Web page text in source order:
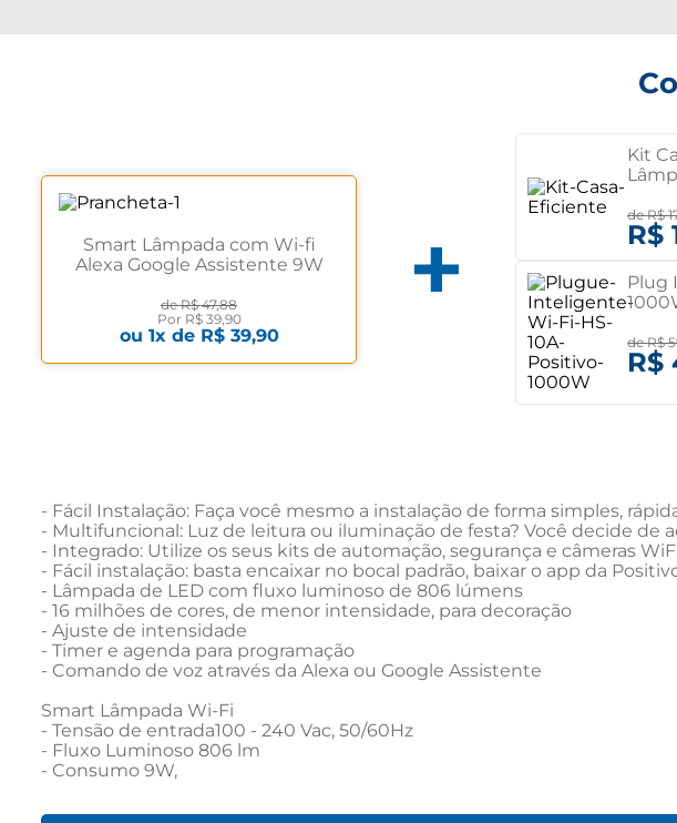
Smart Lâmpada com Wi-fi
Alexa Google Assistente 9W
deR$ 47,88
Por R$ 39,90
ou 1x de R$ 39,90
Kit
deR$
R$
Plug
deR$
R$
- Fácil Instalação: Faça você mesmo a instalação de forma simples,
- Multifuncional: Luz de leitura ou iluminação de festa? Você decide de
- Integrado: Utilize os seus kits de automação, segurança e câmeras
- Fácil instalação: basta encaixar no bocal padrão, baixar o app da
- Lâmpada de LED com fluxo luminoso de 806 lúmens
- 16 milhões de cores, de menor intensidade, para decoração
- Ajuste de intensidade
- Timer e agenda para programação
- Comando de voz através da Alexa ou Google Assistente
Smart Lâmpada Wi-Fi
- Tensão de entrada100 - 240 Vac, 50/60Hz
- Fluxo Luminoso 806 lm
- Consumo 9W,